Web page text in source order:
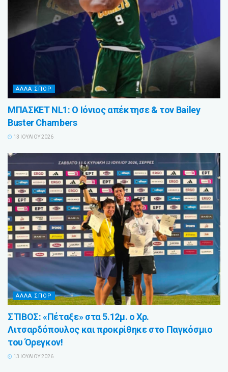
ΑΛΛΑ ΣΠΟΡ
ΜΠΑΣΚΕΤ NL1: Ο Ιόνιος απέκτησε & τον Bailey
Buster Chambers
13 ΙΟΥΛΊΟΥ 2026
ΑΛΛΑ ΣΠΟΡ
ΣΤΙΒΟΣ: «Πέταξε» στα 5.12μ. ο Χρ.
Λιτσαρδόπουλος και προκρίθηκε στο Παγκόσμιο
του Όρεγκον!
13 ΙΟΥΛΊΟΥ 2026